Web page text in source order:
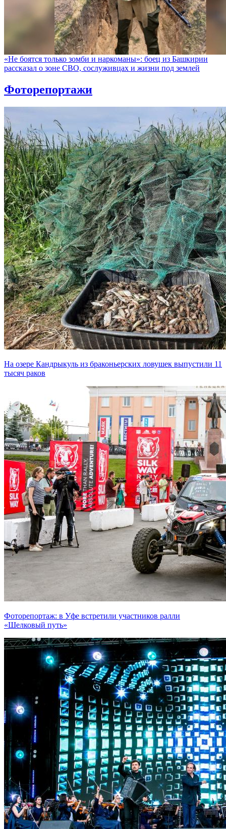
«Не боятся только зомби и наркоманы»: боец из Башкирии
рассказал о зоне СВО, сослуживцах и жизни под землей
Фоторепортажи
На озере Кандрыкуль из браконьерских ловушек выпустили 11
тысяч раков
Фоторепортаж: в Уфе встретили участников ралли
«Шелковый путь»